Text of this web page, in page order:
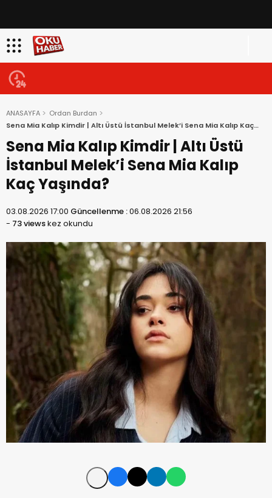
ANASAYFA
Ordan Burdan
Sena Mia Kalıp Kimdir | Altı Üstü İstanbul Melek’i Sena Mia Kalıp Kaç
Sena Mia Kalıp Kimdir | Altı Üstü
İstanbul Melek’i Sena Mia Kalıp
Kaç Yaşında?
03.08.2026 17:00 Güncellenme :06.08.2026 21:56
- 73 viewskez okundu